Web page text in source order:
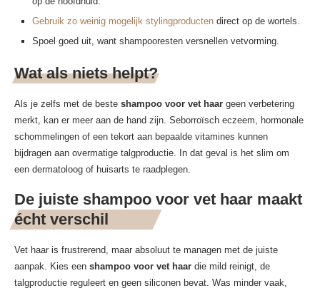
Gebruik zo weinig mogelijk stylingproducten direct op de wortels.
Spoel goed uit, want shampooresten versnellen vetvorming.
Wat als niets helpt?
Als je zelfs met de beste shampoo voor vet haar geen verbetering
merkt, kan er meer aan de hand zijn. Seborroïsch eczeem, hormonale
schommelingen of een tekort aan bepaalde vitamines kunnen
bijdragen aan overmatige talgproductie. In dat geval is het slim om
een dermatoloog of huisarts te raadplegen.
De juiste shampoo voor vet haar maakt
écht verschil
Vet haar is frustrerend, maar absoluut te managen met de juiste
aanpak. Kies een shampoo voor vet haar die mild reinigt, de
talgproductie reguleert en geen siliconen bevat. Was minder vaak,